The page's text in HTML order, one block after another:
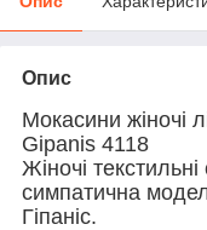
Опис
Мокасини жіночі
Gipanis 4118
Жіночі
симпатична
Гіпаніс.